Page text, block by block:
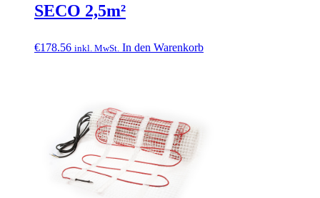
SECO 2,5m²
€178.56 inkl. MwSt. In den Warenkorb